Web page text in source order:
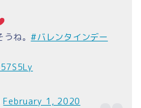
うね。#バレンタインデー
February 1, 2020